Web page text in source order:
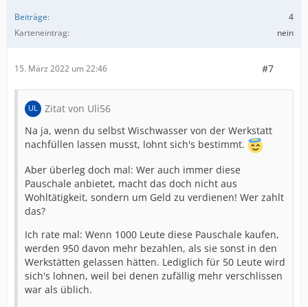
Beiträge
4
Karteneintrag
nein
15. März 2022 um 22:46 #7
Zitat von Uli56
Na ja, wenn du selbst Wischwasser von der Werkstatt
nachfüllen lassen musst, lohnt sich's bestimmt.
Aber überleg doch mal: Wer auch immer diese
Pauschale anbietet, macht das doch nicht aus
Wohltätigkeit, sondern um Geld zu verdienen! Wer zahlt
das?
Ich rate mal: Wenn 1000 Leute diese Pauschale kaufen,
werden 950 davon mehr bezahlen, als sie sonst in den
Werkstätten gelassen hätten. Lediglich für 50 Leute wird
sich's lohnen, weil bei denen zufällig mehr verschlissen
war als üblich.